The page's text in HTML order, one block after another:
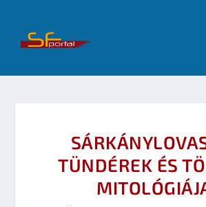
TÜNDÉREK ÉS